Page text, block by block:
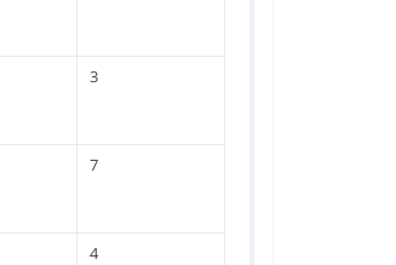
3
7
4